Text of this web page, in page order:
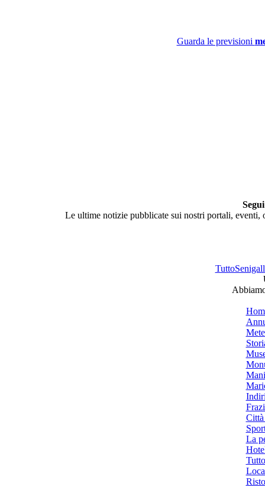
Guarda le previsioni
Le ultime notizie pubblicate sui nostri portali,
Città
La